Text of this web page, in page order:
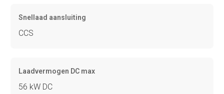
Snellaad aansluiting
CCS
Laadvermogen DC max
56 kW DC